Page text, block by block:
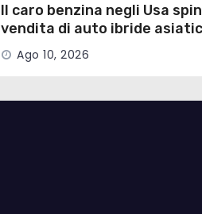
Il caro benzina negli Usa
vendita di auto ibride
Ago 10, 2026